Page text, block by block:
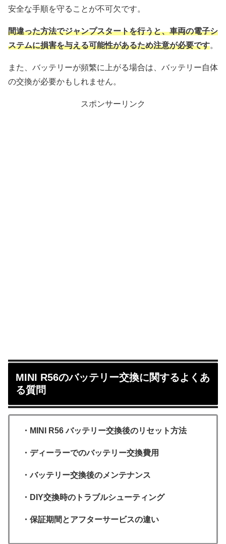
安全な手順を守ることが不可欠です。
間違った方法でジャンプスタートを行うと、車両の電子シ
ステムに損害を与える可能性があるため注意が必要です。
また、バッテリーが頻繁に上がる場合は、バッテリー自体
の交換が必要かもしれません。
スポンサーリンク
MINI R56のバッテリー交換に関するよくあ
る質問
・MINI R56 バッテリー交換後のリセット方法
・ディーラーでのバッテリー交換費用
・バッテリー交換後のメンテナンス
・DIY交換時のトラブルシューティング
・保証期間とアフターサービスの違い